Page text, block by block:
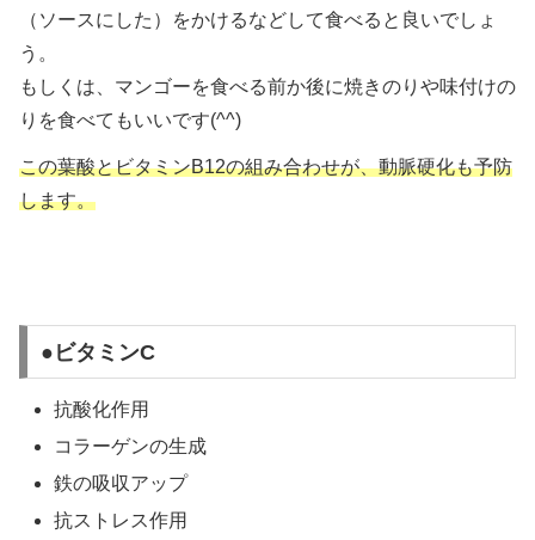
（ソースにした）をかけるなどして食べると良いでしょ
う。
もしくは、マンゴーを食べる前か後に焼きのりや味付けの
りを食べてもいいです(^^)
この葉酸とビタミンB12の組み合わせが、動脈硬化も予防
します。
●ビタミンC
抗酸化作用
コラーゲンの生成
鉄の吸収アップ
抗ストレス作用